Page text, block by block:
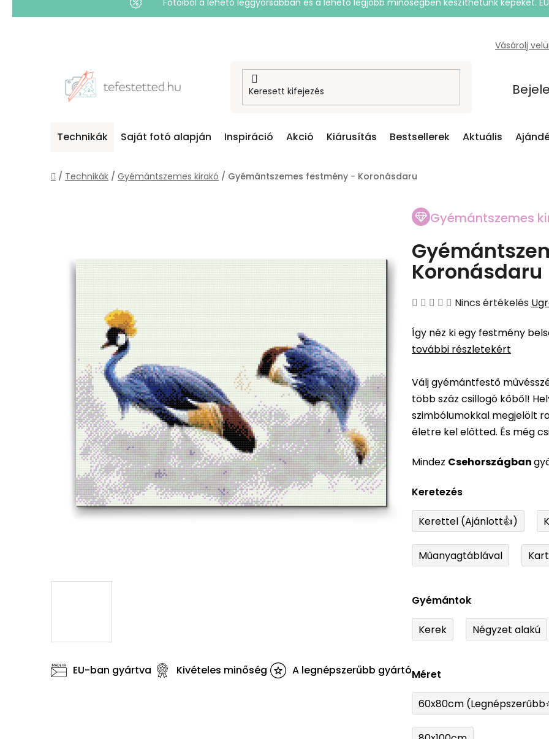
Fotóiból a lehető leggyorsabban és a lehető legjobb minőségben készíthetünk képeket.
Vásárolj
Technikák Saját fotó alapján Inspiráció Akció Kiárusítás Bestsellerek Aktuális
Kezdőlap
/ Technikák / Gyémántszemes kirakó / Gyémántszemes festmény - Koronásdaru
Gyémántszemes
Koronásdaru
A
átlagos
értékelése
ből
0,0
csillag.
Nincs értékelés
Így néz ki egy festmény
további részletekért
Válj gyémántfestő
több száz csillogó kőből!
szimbólumokkal megjelölt
életre kel előtted. És még
Mindez Csehországban
Keretezés
Kerettel (Ajánlott👍)
Műanyagtáblával
Gyémántok
Kerek Négyzet alakú
Méret
60x80cm
EU-ban gyártva Kivételes minőség A legnépszerűbb gyártó